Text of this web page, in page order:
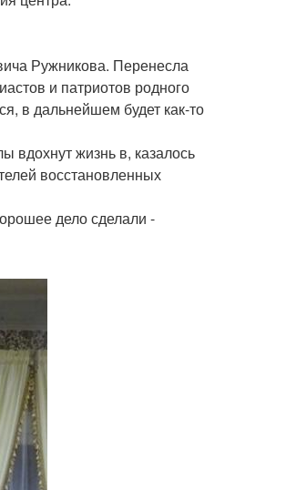
Ружникова. Перенесла
и патриотов родного
в дальнейшем будет как-то
вдохнут жизнь в, казалось
восстановленных
дело сделали -